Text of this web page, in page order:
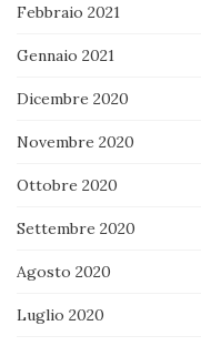
Febbraio 2021
Gennaio 2021
Dicembre 2020
Novembre 2020
Ottobre 2020
Settembre 2020
Agosto 2020
Luglio 2020